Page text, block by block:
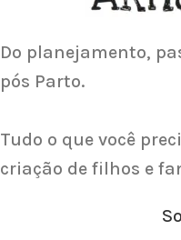
Do planejamento,
pós Parto.
Tudo o que você
criação de filhos e